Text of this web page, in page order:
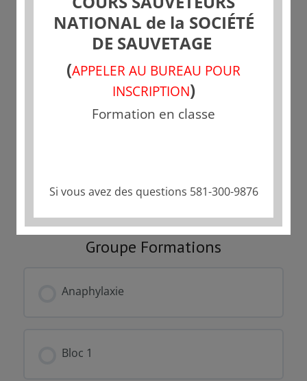
NON-INSCRIT
Fermé
Groupe Formations
Anaphylaxie
0% COMPLÉTÉ
Bloc 1
NATIONAL de la SOCIÉTÉ
DE SAUVETAGE
(APPELER AU BUREAU POUR
INSCRIPTION)
Formation en classe
Si vous avez des questions 581-300-9876